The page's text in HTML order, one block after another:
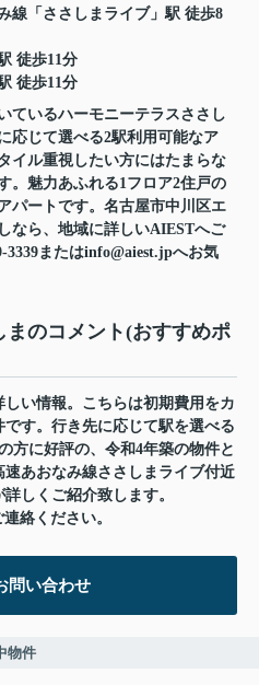
線 「 ささしまライブ 」駅 徒歩8
徒歩11分
徒歩11分
ているハーモニーテラスささし
応じて選べる2駅利用可能なア
イル重視したい方にはたまらな
。魅力あふれる1フロア2住戸の
パートです。名古屋市中川区エ
なら、地域に詳しいAIESTへご
3339またはinfo@aiest.jpへお気
のコメント(おすすめポ
い情報。こちらは初期費用をカ
す。行き先に応じて駅を選べる
方に好評の、令和4年築の物件と
あおなみ線ささしまライブ付近
しくご紹介致します。
絡ください。
問い合わせ
物件